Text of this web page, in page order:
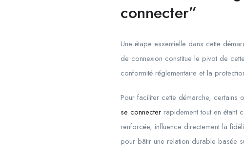
connecter”
Une étape essentielle dans cette
de connexion constitue le pivot de
conformité réglementaire et la
Pour faciliter cette démarche, certains
se connecter rapidement tout en étant
renforcée, influence directement la
pour bâtir une relation durable basée